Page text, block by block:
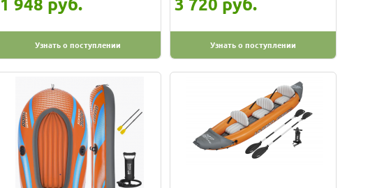
1 948 руб.
Узнать о поступлении
3 720 руб.
Узнать о поступлении